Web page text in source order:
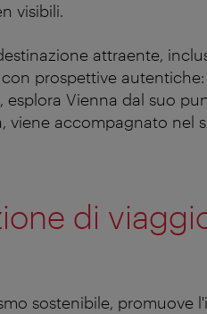
visibili.
attraente,
prospettive
Vienna dal suo
viene accompagnato nel
di
sostenibile, promuove